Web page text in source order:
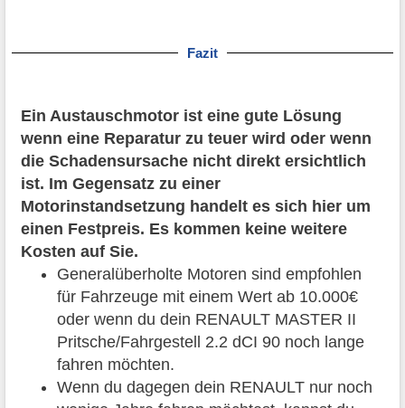
Fazit
Ein Austauschmotor ist eine gute Lösung
wenn eine Reparatur zu teuer wird oder wenn
die Schadensursache nicht direkt ersichtlich
ist. Im Gegensatz zu einer
Motorinstandsetzung handelt es sich hier um
einen Festpreis. Es kommen keine weitere
Kosten auf Sie.
Generalüberholte Motoren sind empfohlen
für Fahrzeuge mit einem Wert ab 10.000€
oder wenn du dein RENAULT MASTER II
Pritsche/Fahrgestell 2.2 dCI 90 noch lange
fahren möchten.
Wenn du dagegen dein RENAULT nur noch